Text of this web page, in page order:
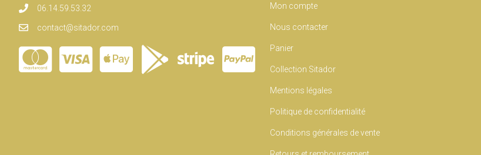
06.14.59.53.32
contact@sitador.com
Mon compte
Nous contacter
Panier
Collection Sitador
Mentions légales
Politique de confidentialité
Conditions générales de vente